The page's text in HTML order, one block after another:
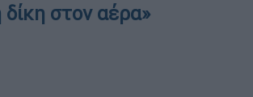
δίκη στον αέρα»